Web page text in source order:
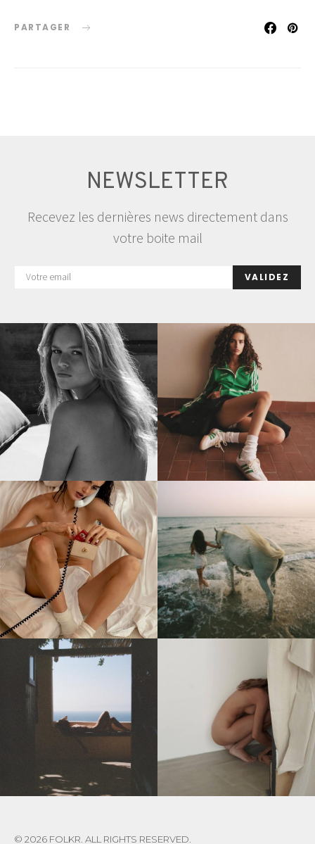
PARTAGER
NEWSLETTER
Recevez les dernières news directement dans
votre boite mail
VALIDEZ
© 2026 FOLKR. ALL RIGHTS RESERVED.